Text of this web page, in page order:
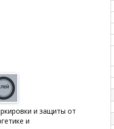
и защиты от
и